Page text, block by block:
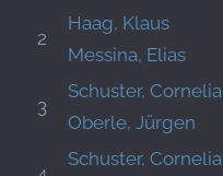
2
Haag, Klaus
Messina, Elias
3
Schuster, Cornelia
Oberle, Jürgen
Schuster, Cornelia